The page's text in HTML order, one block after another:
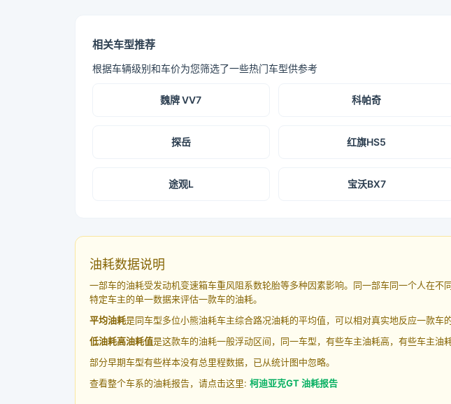
相关车型推荐
根据车辆级别和车价为您筛选了一些热门车型供参考
魏牌 VV7 科帕奇
探岳 红旗HS5
途观L 宝沃BX7
油耗数据说明
一部车的油耗受发动机变速箱车重风阻系数轮胎等多种因素影响。同一部车同一个人在
特定车主的单一数据来评估一款车的油耗。
平均油耗是同车型多位小熊油耗车主综合路况油耗的平均值，可以相对真实地反应一款车
低油耗高油耗值是这款车的油耗一般浮动区间，同一车型，有些车主油耗高，有些车主油
部分早期车型有些样本没有总里程数据，已从统计图中忽略。
查看整个车系的油耗报告，请点击这里: 柯迪亚克GT 油耗报告